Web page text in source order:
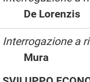
De
Interrogazione a
Mura